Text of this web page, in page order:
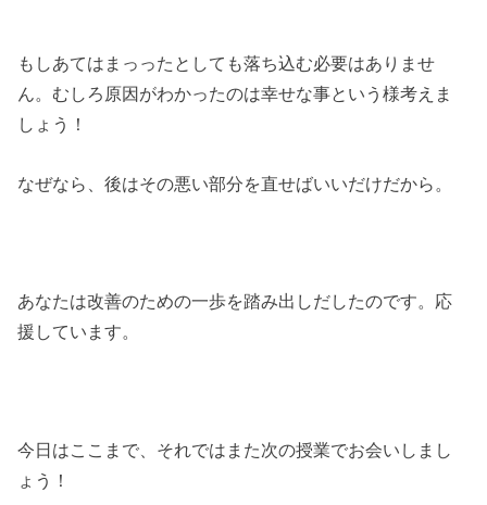
もしあてはまっったとしても落ち込む必要はありませ
ん。むしろ原因がわかったのは幸せな事という様考えま
しょう！
なぜなら、後はその悪い部分を直せばいいだけだから。
あなたは改善のための一歩を踏み出しだしたのです。応
援しています。
今日はここまで、それではまた次の授業でお会いしまし
ょう！